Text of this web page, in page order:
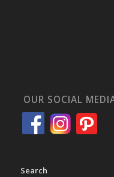
OUR SOCIAL
Search